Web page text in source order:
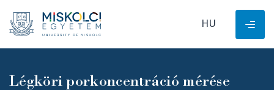
HU
Légköri porkoncentráció mérése